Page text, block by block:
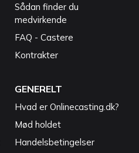
Sådan finder du
medvirkende
FAQ - Castere
Kontrakter
GENERELT
Hvad er Onlinecasting.dk?
Mød holdet
Handelsbetingelser